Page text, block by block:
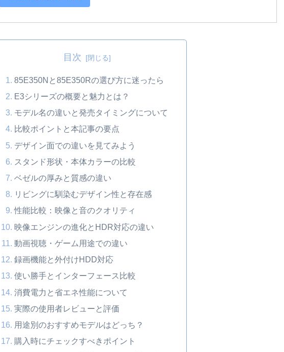
目次
85E350Nと85E350Rの選び方に迷ったら
E3シリーズの概要と魅力とは？
モデル名の違いと発売タイミングについて
比較ポイントと本記事の要点
デザイン面での違いを見てみよう
スタンド形状・本体カラーの比較
ベゼルの厚みと質感の違い
リビングに馴染むデザイン性と存在感
性能比較：映像と音のクオリティ
映像エンジンの進化とHDR対応の違い
動画視聴・ゲーム用途での違い
録画機能と外付けHDD対応
使い勝手とインターフェース比較
消費電力と省エネ性能について
実際の使用者レビューと評価
用途別のおすすめモデルはどっち？
購入時にチェックすべきポイント